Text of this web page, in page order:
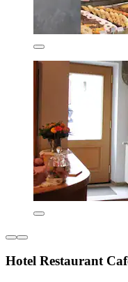
Hotel Restaurant